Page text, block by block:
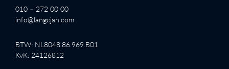
010 – 272 00 00
info@langejan.com
BTW: NL8048.86.969.B01
KvK: 24126812